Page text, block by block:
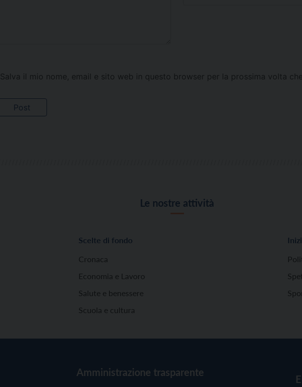
Salva il mio nome, email e sito web in questo browser per la prossima volta
Le nostre attività
Scelte di fondo
Cronaca
Economia e Lavoro
Salute e benessere
Scuola e cultura
Amministrazione trasparente